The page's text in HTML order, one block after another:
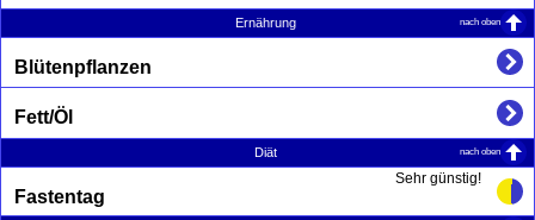
Ernährung nach oben
Blütenpflanzen
Fett/Öl
Diät nach oben
Sehr günstig!
Fastentag